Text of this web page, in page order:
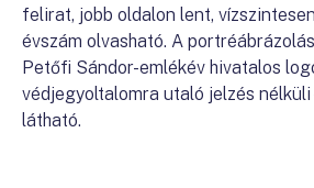
felirat, jobb oldalon lent,
évszám olvasható. A
Petőfi Sándor-emlékév hivatalos
védjegyoltalomra utaló jelzés nélküli
látható.